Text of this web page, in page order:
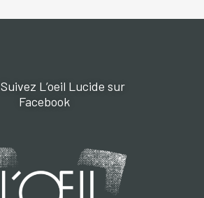
Suivez L’oeil Lucide sur
Facebook